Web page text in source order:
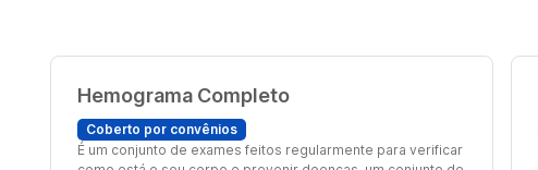
Hemograma Completo
Coberto por convênios
É um conjunto de exames feitos regularmente para verificar